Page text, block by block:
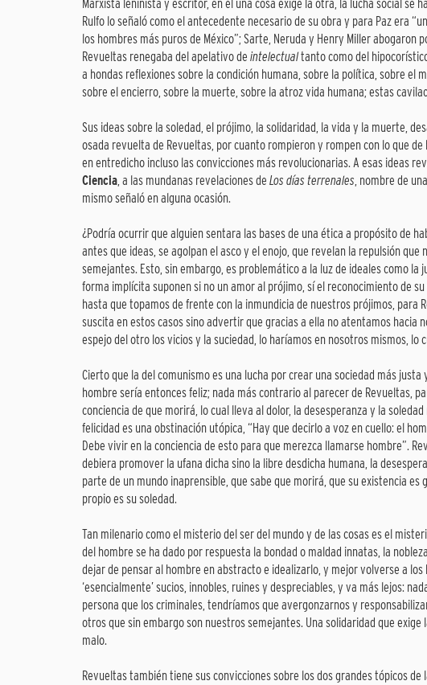
Marxista leninista y escritor, en él una cosa exige la otra, la lucha social se
Rulfo lo señaló como el antecedente necesario de su obra y para Paz era
los hombres más puros de México”; Sarte, Neruda y Henry Miller abogaron
Revueltas renegaba del apelativo de intelectualtanto como del
a hondas reflexiones sobre la condición humana, sobre la política, sobre el
sobre el encierro, sobre la muerte, sobre la atroz vida humana; estas
Sus ideas sobre la soledad, el prójimo, la solidaridad, la vida y la muerte,
osada revuelta de Revueltas, por cuanto rompieron y rompen con lo que
en entredicho incluso las convicciones más revolucionarias. A esas ideas
Ciencia, a las mundanas revelaciones de Los días terrenales, nombre de
mismo señaló en alguna ocasión.
¿Podría ocurrir que alguien sentara las bases de una ética a propósito de
antes que ideas, se agolpan el asco y el enojo, que revelan la repulsión
semejantes. Esto, sin embargo, es problemático a la luz de ideales como
forma implícita suponen si no un amor al prójimo, sí el reconocimiento de
hasta que topamos de frente con la inmundicia de nuestros prójimos, para
suscita en estos casos sino advertir que gracias a ella no atentamos hacia
espejo del otro los vicios y la suciedad, lo haríamos en nosotros mismos,
Cierto que la del comunismo es una lucha por crear una sociedad más
hombre sería entonces feliz; nada más contrario al parecer de Revueltas,
conciencia de que morirá, lo cual lleva al dolor, la desesperanza y la
felicidad es una obstinación utópica, “Hay que decirlo a voz en cuello: el
Debe vivir en la conciencia de esto para que merezca llamarse hombre”.
debiera promover la ufana dicha sino la libre desdicha humana, la
parte de un mundo inaprensible, que sabe que morirá, que su existencia
propio es su soledad.
Tan milenario como el misterio del ser del mundo y de las cosas es el
del hombre se ha dado por respuesta la bondad o maldad innatas, la
dejar de pensar al hombre en abstracto e idealizarlo, y mejor volverse a
‘esencialmente’ sucios, innobles, ruines y despreciables, y va más lejos:
persona que los criminales, tendríamos que avergonzarnos y
otros que sin embargo son nuestros semejantes. Una solidaridad que
malo.
Revueltas también tiene sus convicciones sobre los dos grandes tópicos